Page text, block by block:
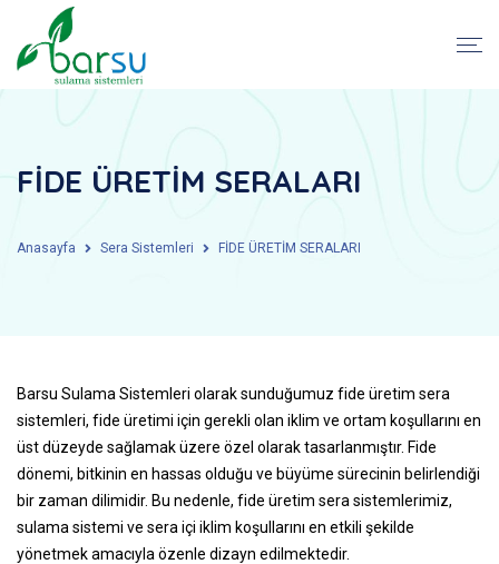
FİDE ÜRETİM SERALARI
Anasayfa Sera Sistemleri FİDE ÜRETİM SERALARI
Barsu Sulama Sistemleri olarak sunduğumuz fide üretim sera
sistemleri, fide üretimi için gerekli olan iklim ve ortam koşullarını en
üst düzeyde sağlamak üzere özel olarak tasarlanmıştır. Fide
dönemi, bitkinin en hassas olduğu ve büyüme sürecinin belirlendiği
bir zaman dilimidir. Bu nedenle, fide üretim sera sistemlerimiz,
sulama sistemi ve sera içi iklim koşullarını en etkili şekilde
yönetmek amacıyla özenle dizayn edilmektedir.